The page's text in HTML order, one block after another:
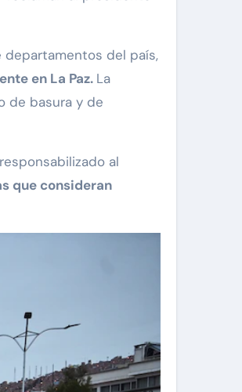
del país,
en La Paz. La
de basura y de
al
que consideran